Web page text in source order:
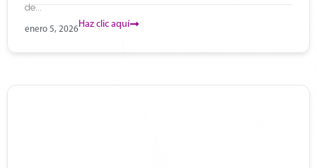
de...
enero 5, 2026Haz clic aquí